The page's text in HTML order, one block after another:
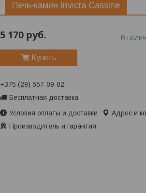
Печь-камин Invicta Cassine
5 170 руб. В
Купить
+375 (29) 657-09-02
Бесплатная доставка
Условия оплаты и доставки
Адрес и
Производитель и гарантия